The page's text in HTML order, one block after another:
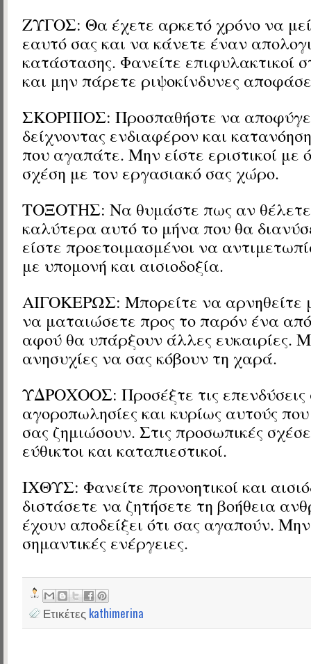
ΖΥΓΟΣ: Θα έχετε αρκετό χρόνο να
εαυτό σας και να κάνετε έναν
κατάστασης. Φανείτε επιφυλακτικοί
και μην πάρετε ριψοκίνδυνες
ΣΚΟΡΠΙΟΣ: Προσπαθήστε να
δείχνοντας ενδιαφέρον και
που αγαπάτε. Μην είστε εριστικοί με
σχέση με τον εργασιακό σας χώρο.
ΤΟΞΟΤΗΣ: Να θυμάστε πως αν
καλύτερα αυτό το μήνα που θα
είστε προετοιμασμένοι να
με υπομονή και αισιοδοξία.
ΑΙΓΟΚΕΡΩΣ: Μπορείτε να αρνηθείτε
να ματαιώσετε προς το παρόν ένα
αφού θα υπάρξουν άλλες ευκαιρίες.
ανησυχίες να σας κόβουν τη χαρά.
ΥΔΡΟΧΟΟΣ: Προσέξτε τις επενδύσεις
αγοροπωλησίες και κυρίως αυτούς
σας ζημιώσουν. Στις προσωπικές
εύθικτοι και καταπιεστικοί.
ΙΧΘΥΣ: Φανείτε προνοητικοί και
διστάσετε να ζητήσετε τη βοήθεια
έχουν αποδείξει ότι σας αγαπούν.
σημαντικές ενέργειες.
Ετικέτες kathimerina